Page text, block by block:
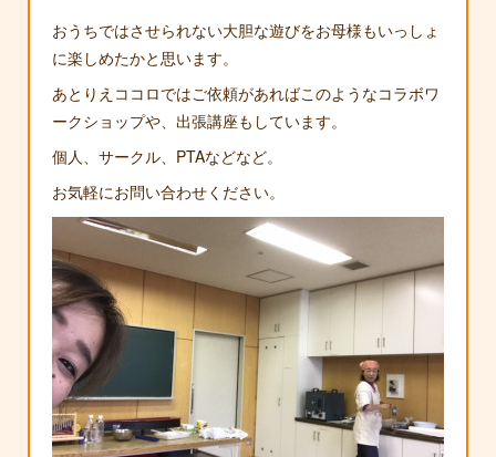
おうちではさせられない大胆な遊びをお母様もいっしょ
に楽しめたかと思います。
あとりえココロではご依頼があればこのようなコラボワ
ークショップや、出張講座もしています。
個人、サークル、PTAなどなど。
お気軽にお問い合わせください。